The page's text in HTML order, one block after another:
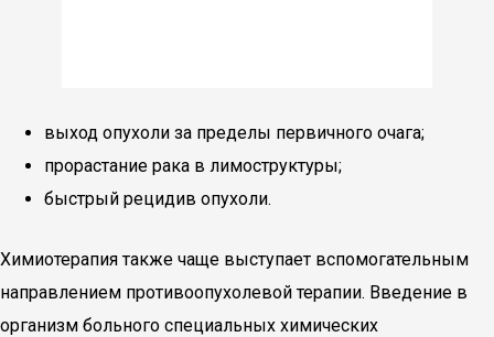
выход опухоли за пределы первичного очага;
прорастание рака в лимоструктуры;
быстрый рецидив опухоли.
Химиотерапия также чаще выступает вспомогательным
направлением противоопухолевой терапии. Введение в
организм больного специальных химических